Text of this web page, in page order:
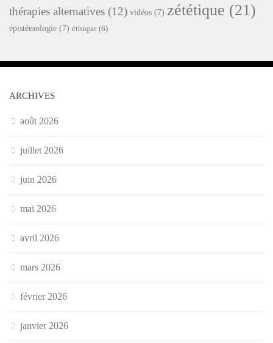
thérapies alternatives (12) vidéos (7) zététique (21)
épistémologie (7) éthique (6)
ARCHIVES
août 2026
juillet 2026
juin 2026
mai 2026
avril 2026
mars 2026
février 2026
janvier 2026